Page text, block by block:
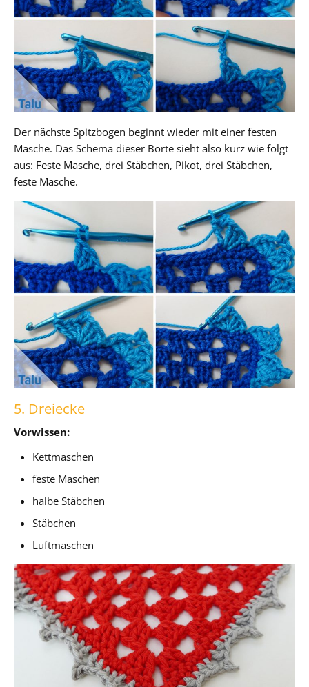
Der nächste Spitzbogen beginnt wieder mit einer festen
Masche. Das Schema dieser Borte sieht also kurz wie folgt
aus: Feste Masche, drei Stäbchen, Pikot, drei Stäbchen,
feste Masche.
5. Dreiecke
Vorwissen:
Kettmaschen
feste Maschen
halbe Stäbchen
Stäbchen
Luftmaschen